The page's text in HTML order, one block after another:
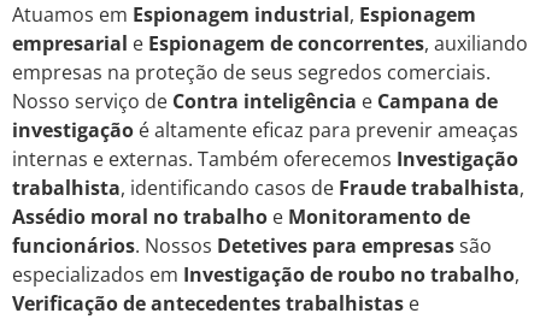
Atuamos em Espionagem industrial, Espionagem
empresarial e Espionagem de concorrentes, auxiliando
empresas na proteção de seus segredos comerciais.
Nosso serviço de Contra inteligência e Campana de
investigação é altamente eficaz para prevenir ameaças
internas e externas. Também oferecemos Investigação
trabalhista, identificando casos de Fraude trabalhista,
Assédio moral no trabalho e Monitoramento de
funcionários. Nossos Detetives para empresassão
especializados em Investigação de roubo no trabalho,
Verificação de antecedentes trabalhistas e